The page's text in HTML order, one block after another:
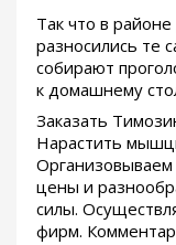
Так что в
разносились те
собирают
к домашнему
Заказать
Нарастить
Организовываем
цены и
силы.
фирм.